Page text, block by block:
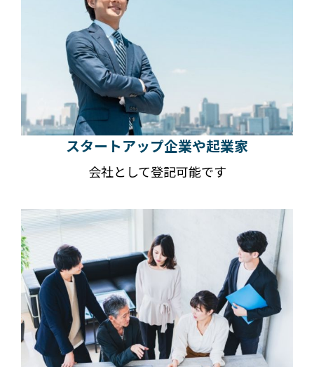
スタートアップ企業や起業家
会社として登記可能です